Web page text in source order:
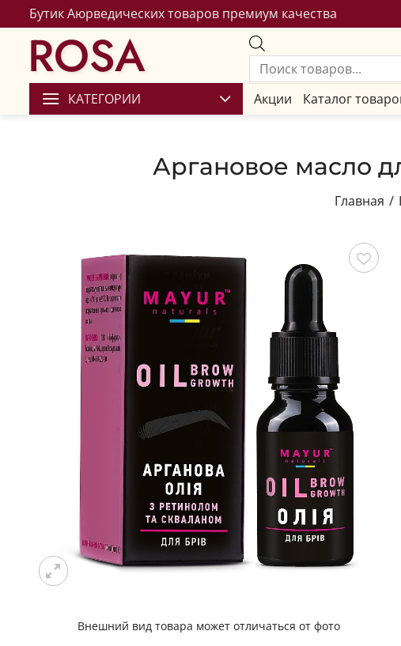
Бутик Аюрведических товаров премиум качества
ROSA
КАТЕГОРИИ Акции Каталог
Аргановое масло
Главная /
Сохранить
Внешний вид товара может отличаться от фото